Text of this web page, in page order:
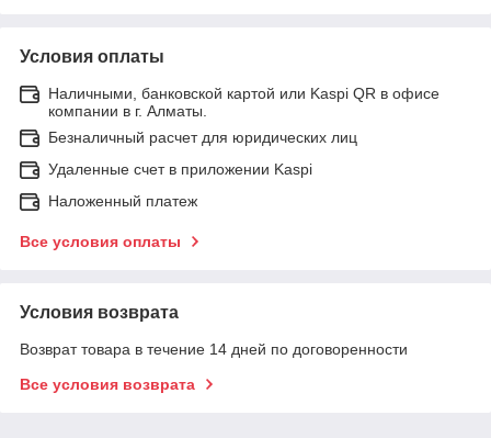
Условия оплаты
Наличными, банковской картой или Kaspi QR в офисе
компании в г. Алматы.
Безналичный расчет для юридических лиц
Удаленные счет в приложении Kaspi
Наложенный платеж
Все условия оплаты
Условия возврата
Возврат товара в течение 14 дней по договоренности
Все условия возврата